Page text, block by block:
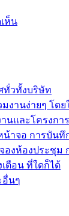
ห็น
ทั่วทั้งบริษัท
งานง่ายๆ โด
นและโครงการ
าจอ การบันทึ
องห้องประชุม
ตือน ที่ใดก็ได้
อื่นๆ